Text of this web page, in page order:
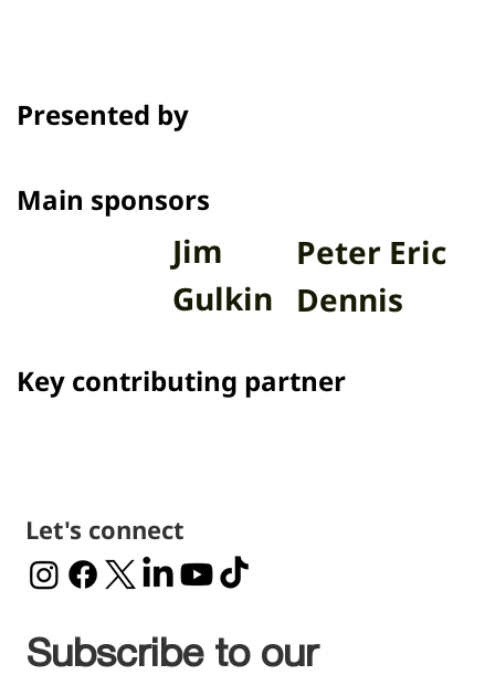
Presented by
Main sponsors
Peter Eric
Dennis
Jim
Gulkin
Key contributing partner
Let's connect
Subscribe to our